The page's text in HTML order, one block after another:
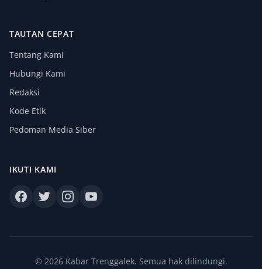
TAUTAN CEPAT
Tentang Kami
Hubungi Kami
Redaksi
Kode Etik
Pedoman Media Siber
IKUTI KAMI
© 2026 Kabar Trenggalek. Semua hak dilindungi.